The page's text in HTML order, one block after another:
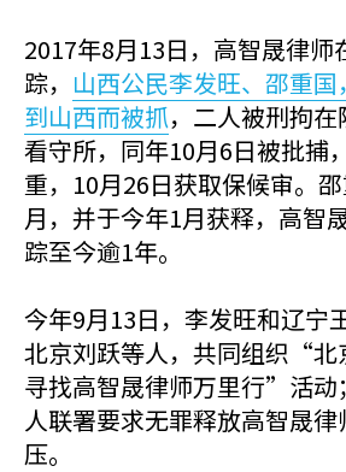
2017年8月13日，高智晟律师
踪， 山西公民李发旺、邵重
到山西而被抓，二人被刑拘
看守所，同年10月6日被批捕
重，10月26日获取保候审。
月，并于今年1月获释，高智
踪至今逾1年。
今年9月13日，李发旺和辽宁
北京刘跃等人，共同组织“北
寻找高智晟律师万里行”活动
人联署要求无罪释放高智晟
压。